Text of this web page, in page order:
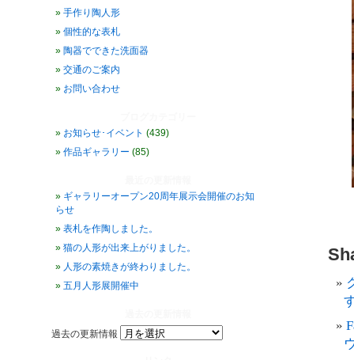
手作り陶人形
個性的な表札
陶器でできた洗面器
交通のご案内
お問い合わせ
お知らせ･イベント (439)
作品ギャラリー (85)
ギャラリーオープン20周年展示会開催のお知
らせ
表札を作陶しました。
猫の人形が出来上がりました。
人形の素焼きが終わりました。
五月人形展開催中
過去の更新情報